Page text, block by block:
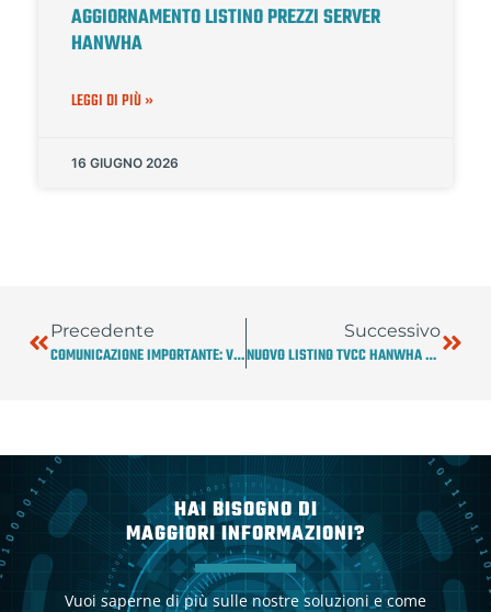
AGGIORNAMENTO LISTINO PREZZI SERVER
HANWHA
LEGGI DI PIÙ »
16 GIUGNO 2026
Precedente
COMUNICAZIONE IMPORTANTE: VARIAZIONI LISTINO HANWHA E GESTIONE OFFERTE IN CORSO
Successivo
NUOVO LISTINO TVCC HANWHA VISION GIUGNO 2026
HAI BISOGNO DI
MAGGIORI INFORMAZIONI?
Vuoi saperne di più sulle nostre soluzioni e come